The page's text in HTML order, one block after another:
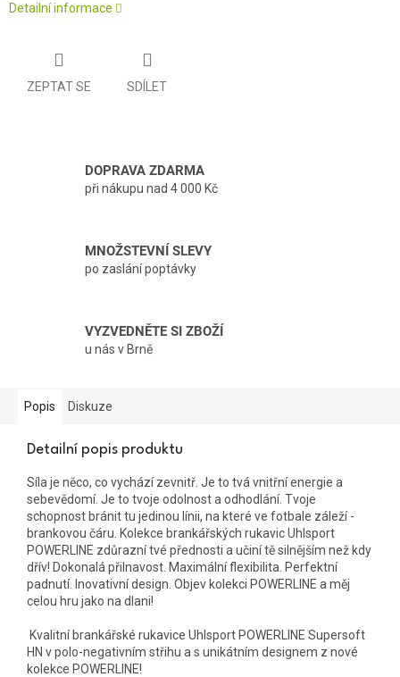
Detailní informace
ZEPTAT SE SDÍLET
DOPRAVA ZDARMA
při nákupu nad 4 000 Kč
MNOŽSTEVNÍ SLEVY
po zaslání poptávky
VYZVEDNĚTE SI ZBOŽÍ
u nás v Brně
Popis Diskuze
Detailní popis produktu
Síla je něco, co vychází zevnitř. Je to tvá vnitřní energie a
sebevědomí. Je to tvoje odolnost a odhodlání. Tvoje
schopnost bránit tu jedinou línii, na které ve fotbale záleží -
brankovou čáru. Kolekce brankářských rukavic Uhlsport
POWERLINE zdůrazní tvé přednosti a učiní tě silnějším než kdy
dřív! Dokonalá přilnavost. Maximální flexibilita. Perfektní
padnutí. Inovativní design. Objev kolekci POWERLINE a měj
celou hru jako na dlani!
Kvalitní brankářské rukavice Uhlsport POWERLINE Supersoft
HN v polo-negativním střihu a s unikátním designem z nové
kolekce POWERLINE!